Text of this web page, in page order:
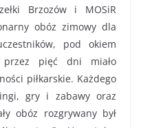
Brzozów i MOSiR
obóz zimowy dla
pod okiem
przez pięć dni miało
piłkarskie. Każdego
gry i zabawy oraz
obóz rozgrywany był